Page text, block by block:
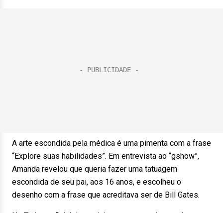
A arte escondida pela médica é uma pimenta com a frase
“Explore suas habilidades”. Em entrevista ao “gshow”,
Amanda revelou que queria fazer uma tatuagem
escondida de seu pai, aos 16 anos, e escolheu o
desenho com a frase que acreditava ser de Bill Gates.